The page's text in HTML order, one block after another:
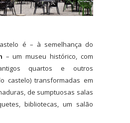
é – à semelhança do
– um museu histórico, com
quartos e outros
castelo) transformadas em
de sumptuosas salas
bibliotecas, um salão